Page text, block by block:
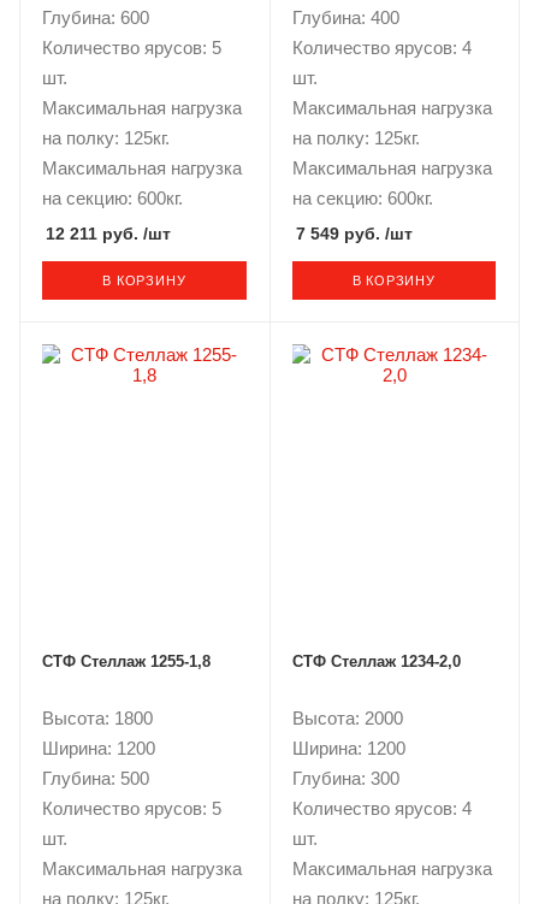
Глубина: 600
Количество ярусов: 5
шт.
Максимальная нагрузка
на полку: 125кг.
Максимальная нагрузка
на секцию: 600кг.
12 211 руб. /шт
В КОРЗИНУ
Глубина: 400
Количество ярусов: 4
шт.
Максимальная нагрузка
на полку: 125кг.
Максимальная нагрузка
на секцию: 600кг.
7 549 руб. /шт
В КОРЗИНУ
СТФ Стеллаж 1255-1,8
Высота: 1800
Ширина: 1200
Глубина: 500
Количество ярусов: 5
шт.
Максимальная нагрузка
на полку: 125кг.
СТФ Стеллаж 1234-2,0
Высота: 2000
Ширина: 1200
Глубина: 300
Количество ярусов: 4
шт.
Максимальная нагрузка
на полку: 125кг.